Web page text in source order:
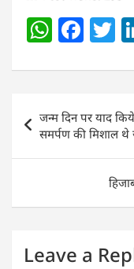
W
at
s
A
p
F
c
e
b
o
k
T
navigation
जन्म दिन पर याद
समर्पण की मिशाल थे
Leave a